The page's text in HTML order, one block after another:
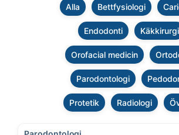
Alla Bettfysiologi
Endodonti Käkkirurgi
Orofacial medicin
Parodontologi
Protetik Radiologi